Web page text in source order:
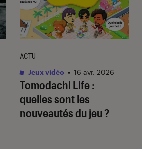
Tomodachi Life:
quelles sont les
nouveautés du jeu ?
ACTU
Jeux vidéo • 16 avr. 2026